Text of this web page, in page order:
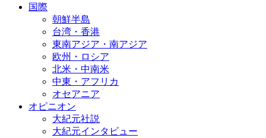
国際
朝鮮半島
台湾・香港
東南アジア・南アジア
欧州・ロシア
北米・中南米
中東・アフリカ
オセアニア
オピニオン
大紀元社説
大紀元インタビュー